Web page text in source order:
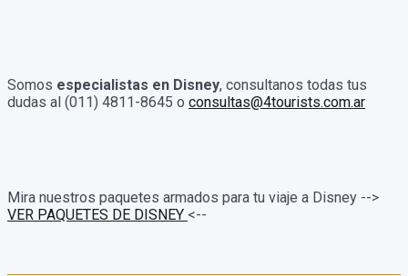
Somos especialistas en Disney, consultanos todas tus
dudas al (011) 4811-8645 o consultas@4tourists.com.ar
Mira nuestros paquetes armados para tu viaje a Disney -->
VER PAQUETES DE DISNEY <--